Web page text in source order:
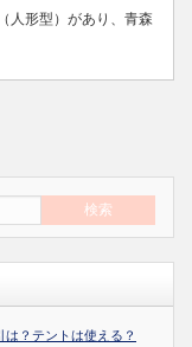
人形型）があり、青森
？テントは使える？